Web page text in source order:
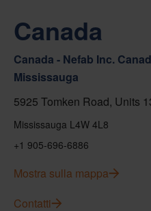
Canada
Canada - Nefab Inc.
Mississauga
5925 Tomken Road, Units
Mississauga L4W 4L8
+1 905-696-6886
Mostra sulla mappa
Contatti